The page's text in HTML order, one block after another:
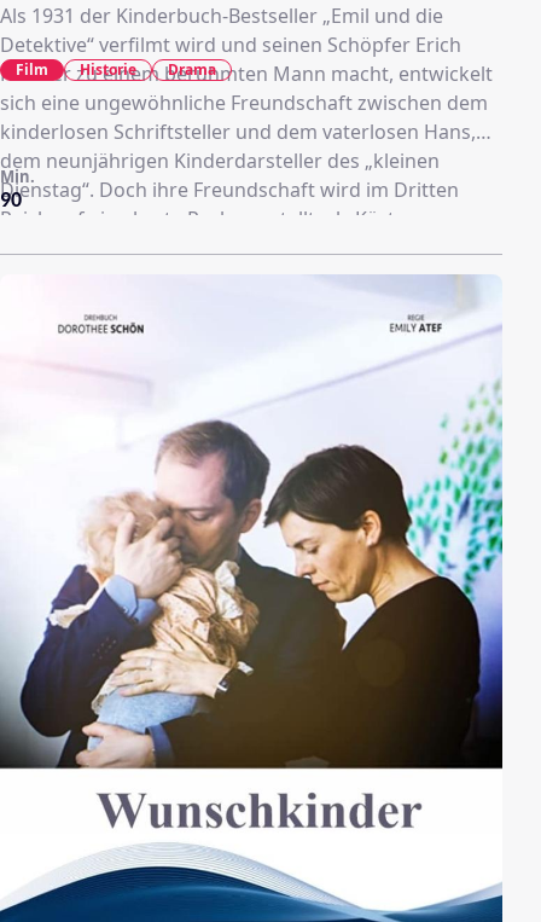
Als 1931 der Kinderbuch-Bestseller „Emil und die
Detektive“ verfilmt wird und seinen Schöpfer Erich
Kästner zu einem berühmten Mann macht, entwickelt
sich eine ungewöhnliche Freundschaft zwischen dem
kinderlosen Schriftsteller und dem vaterlosen Hans,
dem neunjährigen Kinderdarsteller des „kleinen
Dienstag“. Doch ihre Freundschaft wird im Dritten
Reich auf eine harte Probe gestellt, als Kästners
Bücher verboten werden und aus dem kleinen Hans
ein „Primaner in Uniform“ wird – und klar wird: Nicht
90
Min.
Film Historie Drama